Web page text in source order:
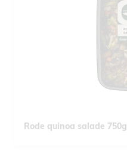
Rode quinoa salade 750g